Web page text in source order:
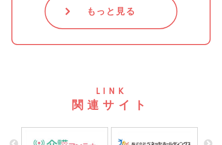
もっと見る
LINK
関連サイト